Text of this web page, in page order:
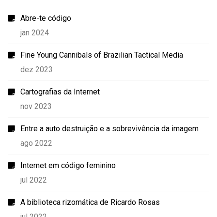
Abre-te código
jan 2024
Fine Young Cannibals of Brazilian Tactical Media
dez 2023
Cartografias da Internet
nov 2023
Entre a auto destruição e a sobrevivência da imagem
ago 2022
Internet em código feminino
jul 2022
A biblioteca rizomática de Ricardo Rosas